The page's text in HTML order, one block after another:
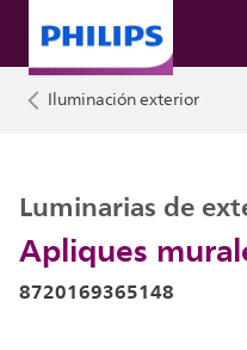
Iluminación exterior
Apliques
Luminarias de
8720169365148